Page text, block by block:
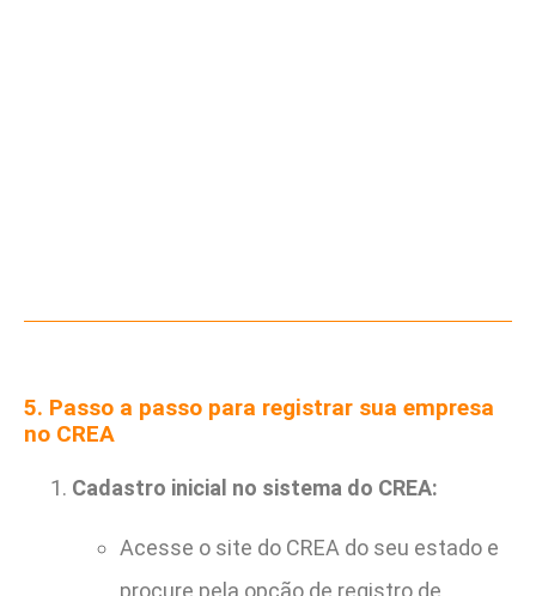
5. Passo a passo para registrar sua empresa
no CREA
Cadastro inicial no sistema do CREA:
Acesse o site do CREA do seu estado e